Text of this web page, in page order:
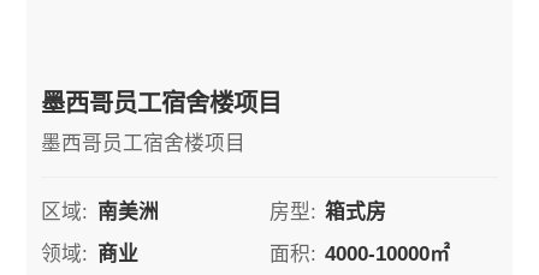
墨西哥员工宿舍楼项目
墨西哥员工宿舍楼项目
区域: 南美洲 房型: 箱式房
领域: 商业 面积: 4000-10000㎡